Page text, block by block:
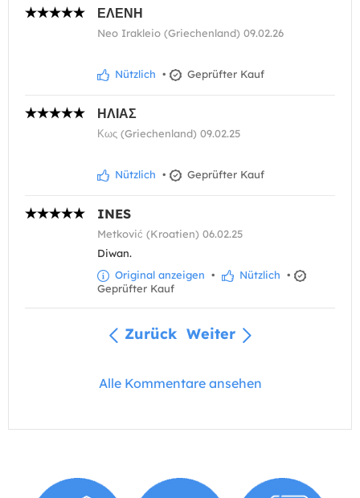
ΕΛΕΝΗ
Neo Irakleio (Griechenland) 09.02.26
Nützlich • Geprüfter Kauf
ΗΛΙΑΣ
Κως (Griechenland) 09.02.25
Nützlich • Geprüfter Kauf
INES
Metković (Kroatien) 06.02.25
Diwan.
Original anzeigen • Nützlich •
Geprüfter Kauf
Zurück Weiter
Alle Kommentare ansehen